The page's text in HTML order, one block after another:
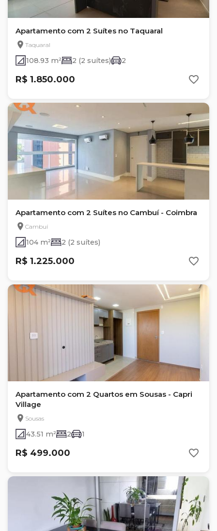
Apartamento com 2 Suítes no Taquaral
Taquaral
108.93 m² 2 (2 suítes) 2
R$ 1.850.000
Apartamento com 2 Suítes no Cambuí - Coimbra
Cambuí
104 m² 2 (2 suítes)
R$ 1.225.000
Apartamento com 2 Quartos em Sousas - Capri
Village
Sousas
43.51 m² 2 1
R$ 499.000